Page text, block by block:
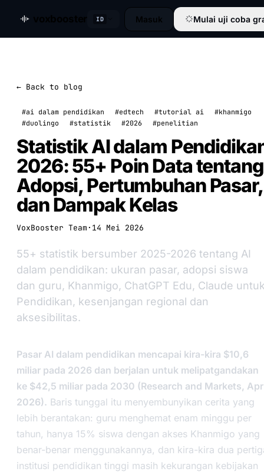
ID Masuk Mulai uji coba
← Back to blog
#ai dalam pendidikan #edtech #tutorial ai
#khanmigo
#duolingo
#statistik #2026 #penelitian
Statistik AI dalam
2026: 55+ Poin Data tentang
Adopsi, Pertumbuhan Pasar,
dan Dampak Kelas
VoxBooster Team · 14 Mei 2026
55+ statistik bersumber 2025-2026 tentang AI
dalam pendidikan: ukuran pasar, adopsi siswa
dan guru, Khanmigo, ChatGPT Edu, Claude
Pendidikan, kesenjangan regional dan
aksesibilitas.
Pasar AI dalam pendidikan mencapai kira-kira $10,6
miliar pada 2026 dan berjalan untuk melipatgandakan
ke $42,5 miliar pada 2030 (Research and Markets,
2026). Baris tunggal itu menyembunyikan cerita yang
lebih berantakan: guru menghemat enam minggu per
tahun, hanya 15% siswa dengan akses Khanmigo yang
benar-benar menggunakannya, dan kira-kira dua
institusi pendidikan tinggi masih kekurangan kebijakan